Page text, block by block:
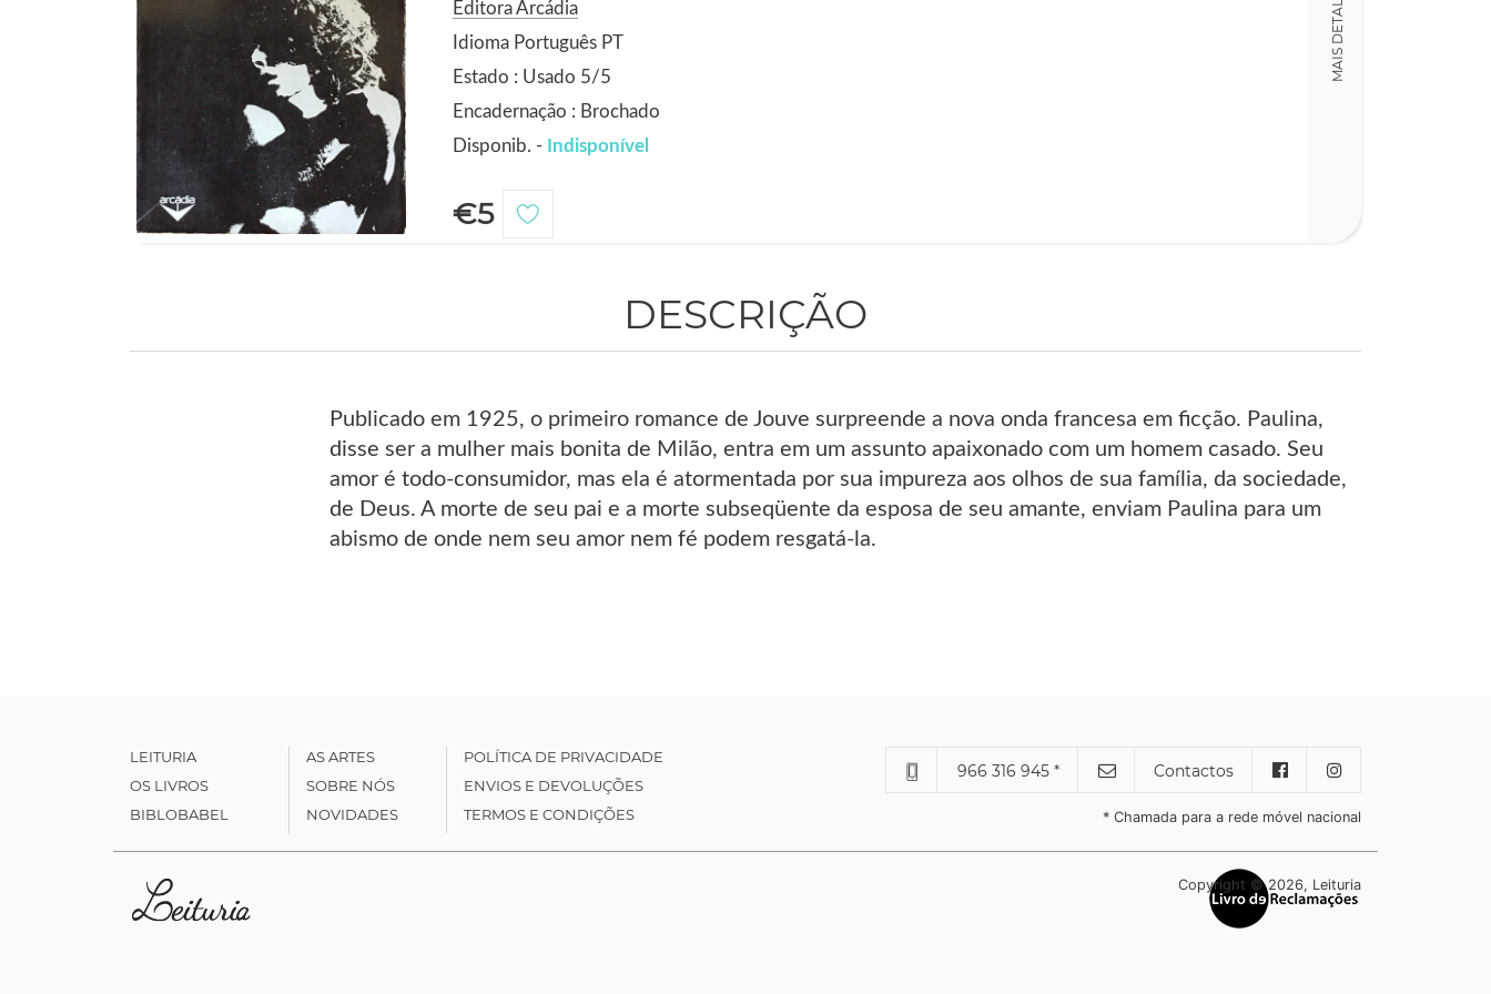
Editora Arcádia
Idioma Português PT
Estado : Usado 5/5
Encadernação : Brochado
Disponib. - Indisponível
€5
MAIS DETALHES
DESCRIÇÃO
Publicado em 1925, o primeiro romance de Jouve surpreende a nova onda francesa em ficção. Paulina,
disse ser a mulher mais bonita de Milão, entra em um assunto apaixonado com um homem casado. Seu
amor é todo-consumidor, mas ela é atormentada por sua impureza aos olhos de sua família, da sociedade,
de Deus. A morte de seu pai e a morte subseqüente da esposa de seu amante, enviam Paulina para um
abismo de onde nem seu amor nem fé podem resgatá-la.
LEITURIA
OS LIVROS
BIBLOBABEL
AS ARTES
SOBRE NÓS
NOVIDADES
POLÍTICA DE PRIVACIDADE
ENVIOS E DEVOLUÇÕES
TERMOS E CONDIÇÕES
966 316 945 * Contactos
* Chamada para a rede móvel nacional
Copyright © 2026, Leituria